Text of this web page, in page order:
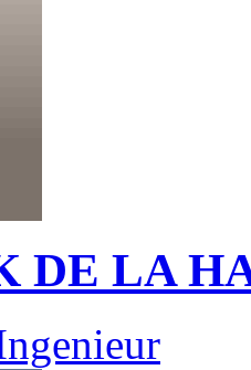
DE LA